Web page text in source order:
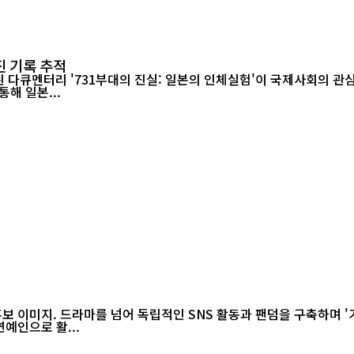
기록 추적
해 일본...
이미지. 드라마를 넘어 독립적인 SNS 활동과 팬덤을 구축하
예인으로 활...